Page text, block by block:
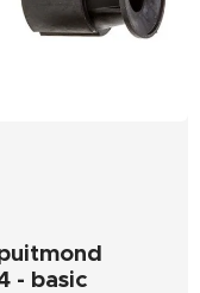
- basic